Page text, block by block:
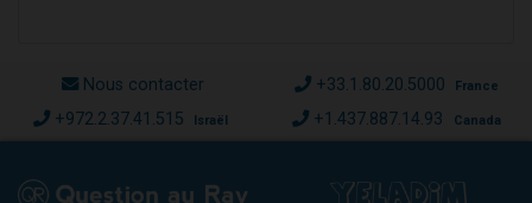
Nous contacter +33.1.80.20.5000 France
+972.2.37.41.515 Israël +1.437.887.14.93 Canada